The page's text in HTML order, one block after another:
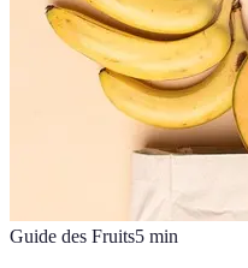
Guide des Fruits5 min